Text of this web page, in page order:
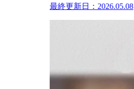
最終更新日：2026.05.08